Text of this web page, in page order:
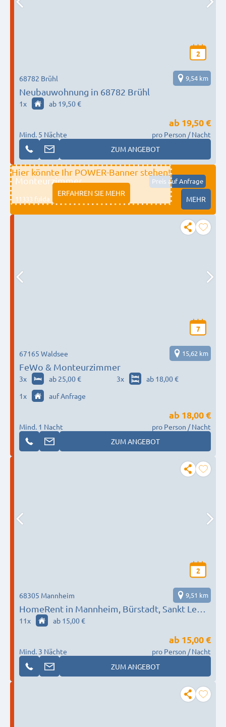
2
Neubauwohnung in 68782 Brühl
68782 Brühl 9,54 km
1x ab 19,50 €
Mind. 5 Nächte
ab 19,50 €
pro Person / Nacht
ZUM ANGEBOT
Hier könnte Ihr POWER-Banner stehen!
ERFAHREN SIE MEHR
Monteurzimmer Preis auf Anfrage
11333 fulda MEHR
7
FeWo & Monteurzimmer
67165 Waldsee 15,62 km
3x ab 25,00 € 3x
ab 18,00 €
1x auf Anfrage
Mind. 1 Nacht
ab 18,00 €
pro Person / Nacht
ZUM ANGEBOT
2
HomeRent in Mannheim, Bürstadt, Sankt Leon-
Rot HR-52201-mannheim
68305 Mannheim 9,51 km
11x ab 15,00 €
Mind. 3 Nächte
ab 15,00 €
pro Person / Nacht
ZUM ANGEBOT